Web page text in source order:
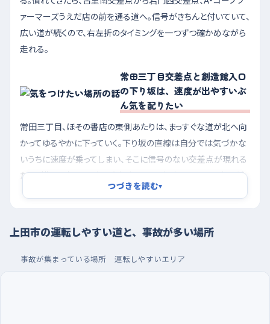
ァーマーズうえだ店の前を通る道へ。信号がきちんと付いていて、
広い道が続くので、右左折のタイミングを一つずつ確かめながら
走れる。
常田三丁目交差点と創造館入口
の下り坂は、速度が出やすいぶ
ん気を配りたい
常田三丁目、ほその書店の東側あたりは、まっすぐな道が北へ向
かってゆるやかに下っていく。下り坂の直線は自分では気づかな
いうちに速度が乗ってしまい、そこに信号のない交差点が現れる
ため、横から出てくる車や自転車への反応が遅れやすい。坂の途
中では早めにアクセルを緩めて、交差点の手前で一度目線を左
右に振る癖をつけておくといい。上田原の創造館入口も同じく北
へ下る形で、しかもトンネルを抜けた先。明るさが急に変わって目
が慣れないうちに信号のない交差点に差しかかるので、トンネル
に入る前から速度を落としておくと落ち着いて通過できる。あい
つづきを読む▾
上田市の運転しやすい道と、事故が多い場所
事故が集まっている場所 運転しやすいエリア